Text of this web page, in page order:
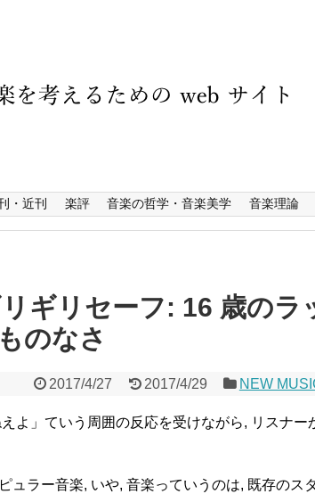
・近刊 楽評 音楽の哲学・音楽美学 音楽理論
ギリセーフ: 16 歳のラ
のなさ
2017/4/27 2017/4/29 NEW
よ」ていう周囲の反応を受けながら, リスナー
ュラー音楽, いや, 音楽っていうのは, 既存のス